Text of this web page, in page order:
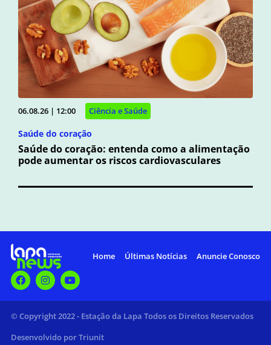
06.08.26 | 12:00 Ciência e Saúde
Saúde do coração
Saúde do coração: entenda como a alimentação
pode aumentar os riscos cardiovasculares
Home Últimas Notícias Anuncie Conosco
© Copyright 2022 - Estação da Lapa Todos os Direitos Reservados
Desenvolvido por Triunit